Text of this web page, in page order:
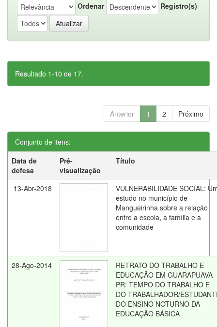
Ordenar
Registro(s)
Resultado 1-10 de 17.
Anterior 1 2 Próximo
Conjunto de itens:
Data de
defesa
Pré-
visualização
Título
13-Abr-2018
VULNERABILIDADE SOCIAL:
estudo no município de
Mangueirinha sobre a relação
entre a escola, a família e a
comunidade
28-Ago-2014
RETRATO DO TRABALHO E
EDUCAÇÃO EM GUARAPUAVA-
PR: TEMPO DO TRABALHO E
DO TRABALHADOR/
DO ENSINO NOTURNO DA
EDUCAÇÃO BÁSICA